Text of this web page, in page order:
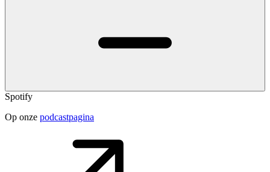
Spotify
Op onze podcastpagina